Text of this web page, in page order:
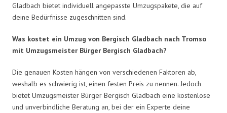
Gladbach bietet individuell angepasste Umzugspakete, die auf
deine Bedürfnisse zugeschnitten sind.
Was kostet ein Umzug von Bergisch Gladbach nach Tromso
mit Umzugsmeister Bürger Bergisch Gladbach?
Die genauen Kosten hängen von verschiedenen Faktoren ab,
weshalb es schwierig ist, einen festen Preis zu nennen. Jedoch
bietet Umzugsmeister Bürger Bergisch Gladbach eine kostenlose
und unverbindliche Beratung an, bei der ein Experte deine